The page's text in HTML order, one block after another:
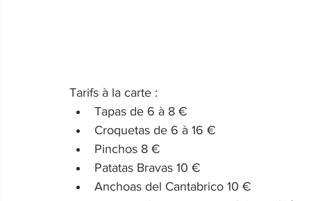
Tarifs à la carte :
Tapas de 6 à 8 €
Croquetas de 6 à 16 €
Pinchos 8 €
Patatas Bravas 10 €
Anchoas del Cantabrico 10 €